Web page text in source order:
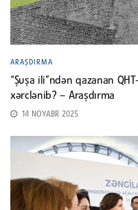
ARAŞDIRMA
“Şuşa ili”ndən qazanan
xərclənib? – Araşdırma
14 NOYABR 2025